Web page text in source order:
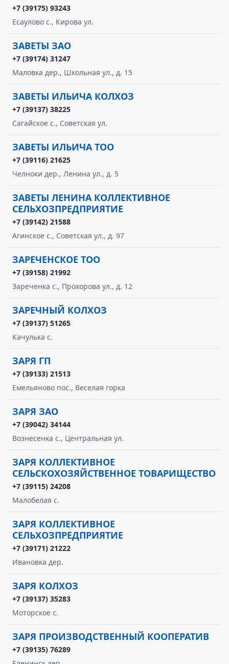
+7 (39175) 93243
Есаулово с., Кирова ул.
ЗАВЕТЫ ЗАО
+7 (39174) 31247
Маловка дер., Школьная ул., д. 15
ЗАВЕТЫ ИЛЬИЧА КОЛХОЗ
+7 (39137) 38225
Сагайское с., Советская ул.
ЗАВЕТЫ ИЛЬИЧА ТОО
+7 (39116) 21625
Челноки дер., Ленина ул., д. 5
ЗАВЕТЫ ЛЕНИНА КОЛЛЕКТИВНОЕ
СЕЛЬХОЗПРЕДПРИЯТИЕ
+7 (39142) 21588
Агинское с., Советская ул., д. 97
ЗАРЕЧЕНСКОЕ ТОО
+7 (39158) 21992
Зареченка с., Прохорова ул., д. 12
ЗАРЕЧНЫЙ КОЛХОЗ
+7 (39137) 51265
Качулька с.
ЗАРЯ ГП
+7 (39133) 21513
Емельяново пос., Веселая горка
ЗАРЯ ЗАО
+7 (39042) 34144
Вознесенка с., Центральная ул.
ЗАРЯ КОЛЛЕКТИВНОЕ
СЕЛЬСКОХОЗЯЙСТВЕННОЕ ТОВАРИЩЕСТВО
+7 (39115) 24208
Малобелая с.
ЗАРЯ КОЛЛЕКТИВНОЕ
СЕЛЬХОЗПРЕДПРИЯТИЕ
+7 (39171) 21222
Ивановка дер.
ЗАРЯ КОЛХОЗ
+7 (39137) 35283
Моторское с.
ЗАРЯ ПРОИЗВОДСТВЕННЫЙ КООПЕРАТИВ
+7 (39135) 76289